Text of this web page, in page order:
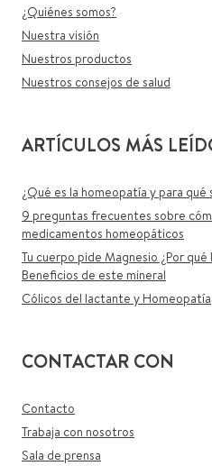
¿Quiénes somos?
Nuestra visión
Nuestros productos
Nuestros consejos de salud
ARTÍCULOS MÁS
¿Qué es la homeopatía y para qué
9 preguntas frecuentes sobre
medicamentos homeopáticos
Tu cuerpo pide Magnesio ¿Por qué
Beneficios de este mineral
Cólicos del lactante y Homeopatía
CONTACTAR CON
Contacto
Trabaja con nosotros
Sala de prensa